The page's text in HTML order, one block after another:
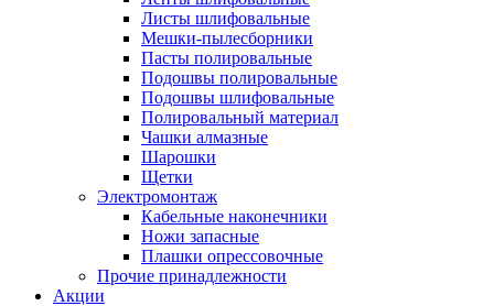
Листы шлифовальные
Мешки-пылесборники
Пасты полировальные
Подошвы полировальные
Подошвы шлифовальные
Полировальный материал
Чашки алмазные
Шарошки
Щетки
Электромонтаж
Кабельные наконечники
Ножи запасные
Плашки опрессовочные
Прочие принадлежности
Акции